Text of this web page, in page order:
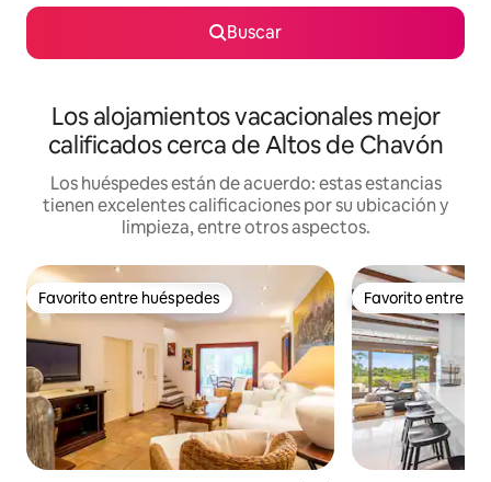
Buscar
Los alojamientos vacacionales mejor
calificados cerca de Altos de Chavón
Los huéspedes están de acuerdo: estas estancias
tienen excelentes calificaciones por su ubicación y
limpieza, entre otros aspectos.
Favorito entre huéspedes
Favorito entre huéspedes Favorito entre
Favorito entre